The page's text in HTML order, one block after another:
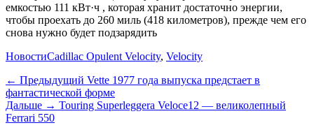
емкостью 111 кВт·ч , которая хранит достаточно энергии,
чтобы проехать до 260 миль (418 километров), прежде чем его
снова нужно будет подзарядить
Категории
НовостиТеги
Cadillac Opulent Velocity, Velocity
Навигация
по
записям
← Предыдущий Предыдущий
Vette 1977 года выпуска предстает в
фантастической форме
Дальше → Дальше:
Touring Superleggera Veloce12 — великолепный
Ferrari 550